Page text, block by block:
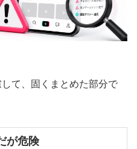
て、固くまとめた部分で
が危険